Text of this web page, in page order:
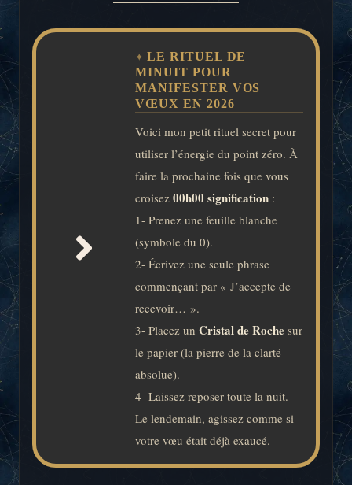
LE RITUEL DE
MINUIT POUR
MANIFESTER VOS
VŒUX EN 2026
Voici mon petit rituel secret pour
utiliser l’énergie du point zéro. À
faire la prochaine fois que vous
croisez 00h00 signification :
1- Prenez une feuille blanche
(symbole du 0).
2- Écrivez une seule phrase
commençant par « J’accepte de
recevoir… ».
3- Placez un Cristal de Roche sur
le papier (la pierre de la clarté
absolue).
4- Laissez reposer toute la nuit.
Le lendemain, agissez comme si
votre vœu était déjà exaucé.